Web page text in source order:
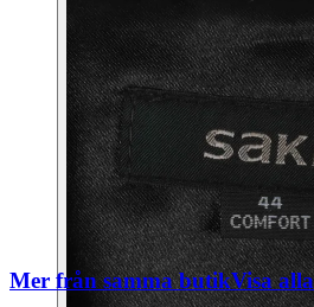
Mer från samma butikVisa alla